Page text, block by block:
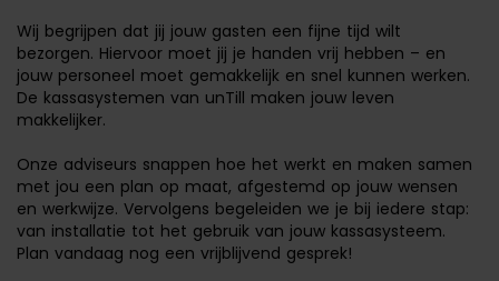
Wij begrijpen dat jij jouw gasten een fijne tijd wilt
bezorgen. Hiervoor moet jij je handen vrij hebben – en
jouw personeel moet gemakkelijk en snel kunnen werken.
De kassasystemen van unTill maken jouw leven
makkelijker.
Onze adviseurs snappen hoe het werkt en maken samen
met jou een plan op maat, afgestemd op jouw wensen
en werkwijze. Vervolgens begeleiden we je bij iedere stap:
van installatie tot het gebruik van jouw kassasysteem.
Plan vandaag nog een vrijblijvend gesprek!